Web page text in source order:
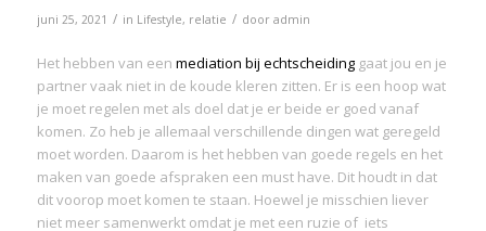
juni 25, 2021 / in Lifestyle, relatie / door admin
Het hebben van een mediation bij echtscheidinggaat jou en je
partner vaak niet in de koude kleren zitten. Er is een hoop wat
je moet regelen met als doel dat je er beide er goed vanaf
komen. Zo heb je allemaal verschillende dingen wat geregeld
moet worden. Daarom is het hebben van goede regels en het
maken van goede afspraken een must have. Dit houdt in dat
dit voorop moet komen te staan. Hoewel je misschien liever
niet meer samenwerkt omdat je met een ruzie of iets